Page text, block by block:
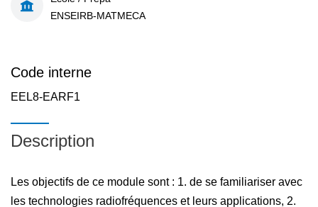
ENSEIRB-MATMECA
Code interne
EEL8-EARF1
Description
Les objectifs de ce module sont : 1. de se familiariser avec
les technologies radiofréquences et leurs applications, 2.